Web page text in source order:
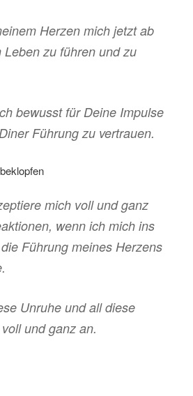
Herzen mich jetzt ab
zu führen und zu
bewusst für Deine Impulse
Führung zu vertrauen.
mich voll und ganz
wenn ich mich ins
Führung meines Herzens
Unruhe und all diese
und ganz an.